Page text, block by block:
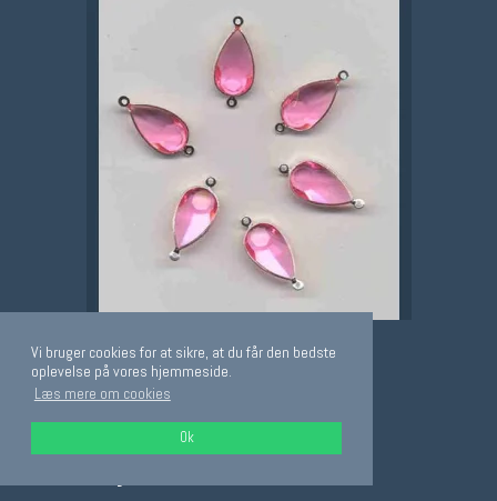
Vi bruger cookies for at sikre, at du får den bedste
oplevelse på vores hjemmeside.
Læs mere om cookies
Ok